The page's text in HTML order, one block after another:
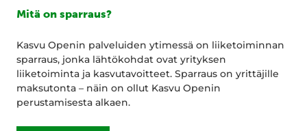
Mitä on sparraus?
Kasvu Openin palveluiden ytimessä on liiketoiminnan
sparraus, jonka lähtökohdat ovat yrityksen
liiketoiminta ja kasvutavoitteet. Sparraus on yrittäjille
maksutonta – näin on ollut Kasvu Openin
perustamisesta alkaen.